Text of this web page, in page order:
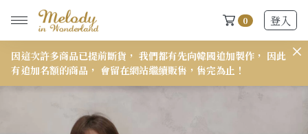
0 登入
New Arrivals
因這次許多商品已提前斷貨， 我們都有先向韓國追加製作， 因此
有追加名額的商品， 會留在網站繼續販售，售完為止！